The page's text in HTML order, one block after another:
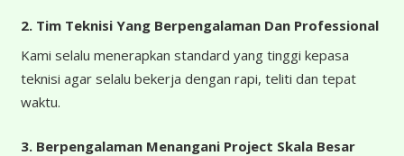
2. Tim Teknisi Yang Berpengalaman Dan Professional
Kami selalu menerapkan standard yang tinggi kepasa
teknisi agar selalu bekerja dengan rapi, teliti dan tepat
waktu.
3. Berpengalaman Menangani Project Skala Besar